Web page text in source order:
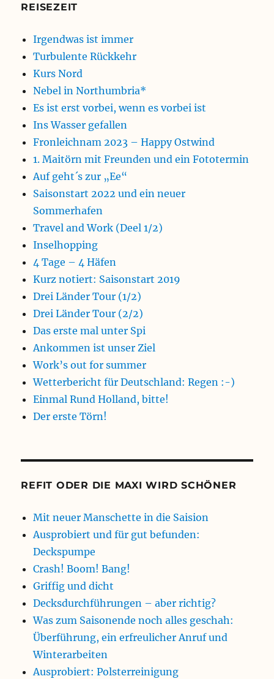
REISEZEIT
Irgendwas ist immer
Turbulente Rückkehr
Kurs Nord
Nebel in Northumbria*
Es ist erst vorbei, wenn es vorbei ist
Ins Wasser gefallen
Fronleichnam 2023 – Happy Ostwind
1. Maitörn mit Freunden und ein Fototermin
Auf geht´s zur „Ee“
Saisonstart 2022 und ein neuer
Sommerhafen
Travel and Work (Deel 1/2)
Inselhopping
4 Tage – 4 Häfen
Kurz notiert: Saisonstart 2019
Drei Länder Tour (1/2)
Drei Länder Tour (2/2)
Das erste mal unter Spi
Ankommen ist unser Ziel
Work’s out for summer
Wetterbericht für Deutschland: Regen :-)
Einmal Rund Holland, bitte!
Der erste Törn!
REFIT ODER DIE MAXI WIRD SCHÖNER
Mit neuer Manschette in die Saision
Ausprobiert und für gut befunden:
Deckspumpe
Crash! Boom! Bang!
Griffig und dicht
Decksdurchführungen – aber richtig?
Was zum Saisonende noch alles geschah:
Überführung, ein erfreulicher Anruf und
Winterarbeiten
Ausprobiert: Polsterreinigung